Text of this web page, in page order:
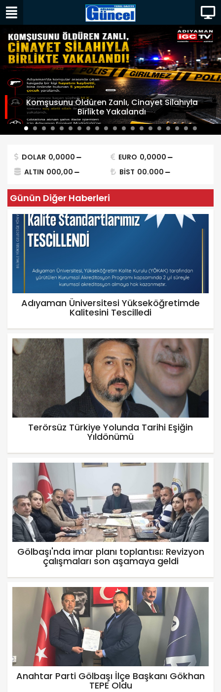
Komşusunu Öldüren Zanlı, Cinayet Silahıyla
Birlikte Yakalandı
DOLAR 0,0000 EURO 0,0000
ALTIN 000,00 BİST 00.000
Günün Diğer Haberleri
Adıyaman Üniversitesi Yükseköğretimde
Kalitesini Tescilledi
Terörsüz Türkiye Yolunda Tarihi Eşiğin
Yıldönümü
Gölbaşı'nda imar planı toplantısı: Revizyon
çalışmaları son aşamaya geldi
Anahtar Parti Gölbaşı İlçe Başkanı Gökhan
TEPE Oldu